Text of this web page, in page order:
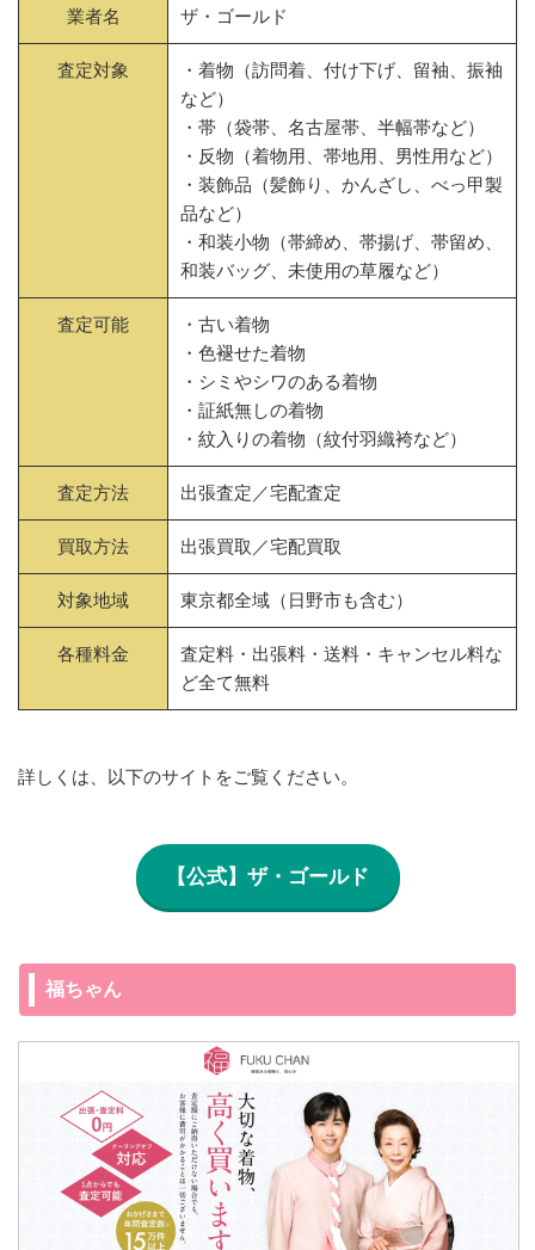
業者名 ザ・ゴールド
査定対象
・着物（訪問着、付け下げ、留袖、振袖
など）
・帯（袋帯、名古屋帯、半幅帯など）
・反物（着物用、帯地用、男性用など）
・装飾品（髪飾り、かんざし、べっ甲製
品など）
・和装小物（帯締め、帯揚げ、帯留め、
和装バッグ、未使用の草履など）
査定可能
・古い着物
・色褪せた着物
・シミやシワのある着物
・証紙無しの着物
・紋入りの着物（紋付羽織袴など）
査定方法 出張査定／宅配査定
買取方法 出張買取／宅配買取
対象地域 東京都全域（日野市も含む）
各種料金
査定料・出張料・送料・キャンセル料な
ど全て無料
詳しくは、以下のサイトをご覧ください。
【公式】ザ・ゴールド
福ちゃん